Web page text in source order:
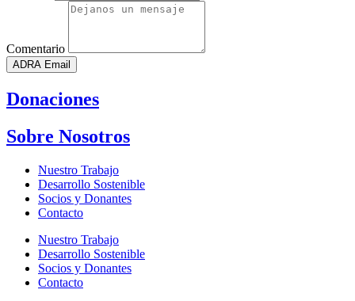
Comentario
ADRA Email
Donaciones
Sobre Nosotros
Nuestro Trabajo
Desarrollo Sostenible
Socios y Donantes
Contacto
Nuestro Trabajo
Desarrollo Sostenible
Socios y Donantes
Contacto